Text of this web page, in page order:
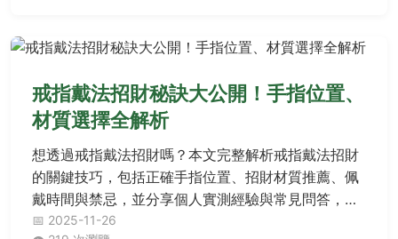
戒指戴法招財秘訣大公開！手指位置、
材質選擇全解析
想透過戒指戴法招財嗎？本文完整解析戒指戴法招財
的關鍵技巧，包括正確手指位置、招財材質推薦、佩
戴時間與禁忌，並分享個人實測經驗與常見問答，幫
助您輕鬆提升財運，避免常見錯誤。
📅 2025-11-26